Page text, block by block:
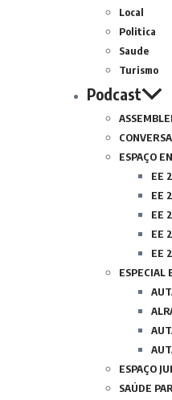
Local
Politica
Saude
Turismo
Podcast
ESPAÇO
EE
EE
EE
EE
EE
ESPECIAL
ESPAÇO
SAÚDE